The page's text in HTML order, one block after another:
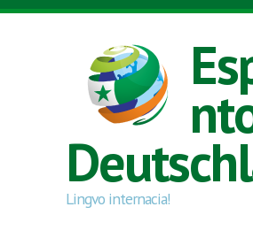
Direkt zum Inhalt
Lingvo internacia!